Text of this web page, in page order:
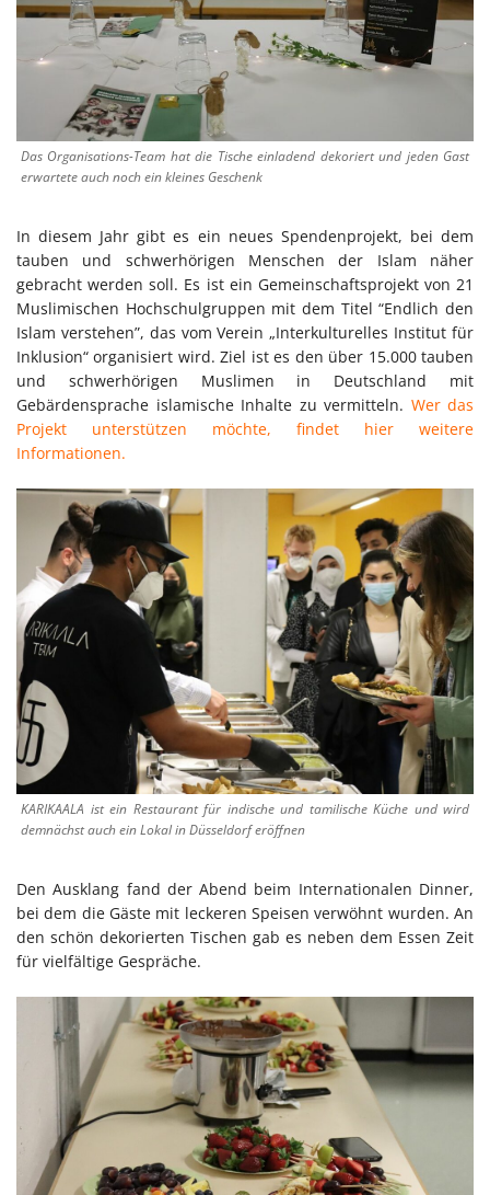
Das Organisations-Team hat die Tische einladend dekoriert und jeden Gast
erwartete auch noch ein kleines Geschenk
In diesem Jahr gibt es ein neues Spendenprojekt, bei dem
tauben und schwerhörigen Menschen der Islam näher
gebracht werden soll. Es ist ein Gemeinschaftsprojekt von 21
Muslimischen Hochschulgruppen mit dem Titel “Endlich den
Islam verstehen”, das vom Verein „Interkulturelles Institut für
Inklusion“ organisiert wird. Ziel ist es den über 15.000 tauben
und schwerhörigen Muslimen in Deutschland mit
Gebärdensprache islamische Inhalte zu vermitteln. Wer das
Projekt unterstützen möchte, findet hier weitere
Informationen.
KARIKAALA ist ein Restaurant für indische und tamilische Küche und wird
demnächst auch ein Lokal in Düsseldorf eröffnen
Den Ausklang fand der Abend beim Internationalen Dinner,
bei dem die Gäste mit leckeren Speisen verwöhnt wurden. An
den schön dekorierten Tischen gab es neben dem Essen Zeit
für vielfältige Gespräche.